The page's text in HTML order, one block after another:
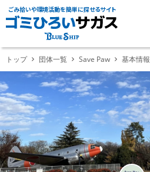
ごみ拾いや環境活動を簡単に探せるサイト
トップ 団体一覧 Save Paw 基本情報